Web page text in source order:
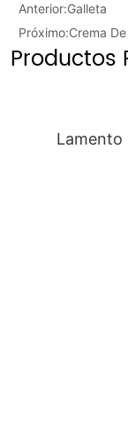
Anterior:Galleta
Próximo:Crema
Productos
Lamento